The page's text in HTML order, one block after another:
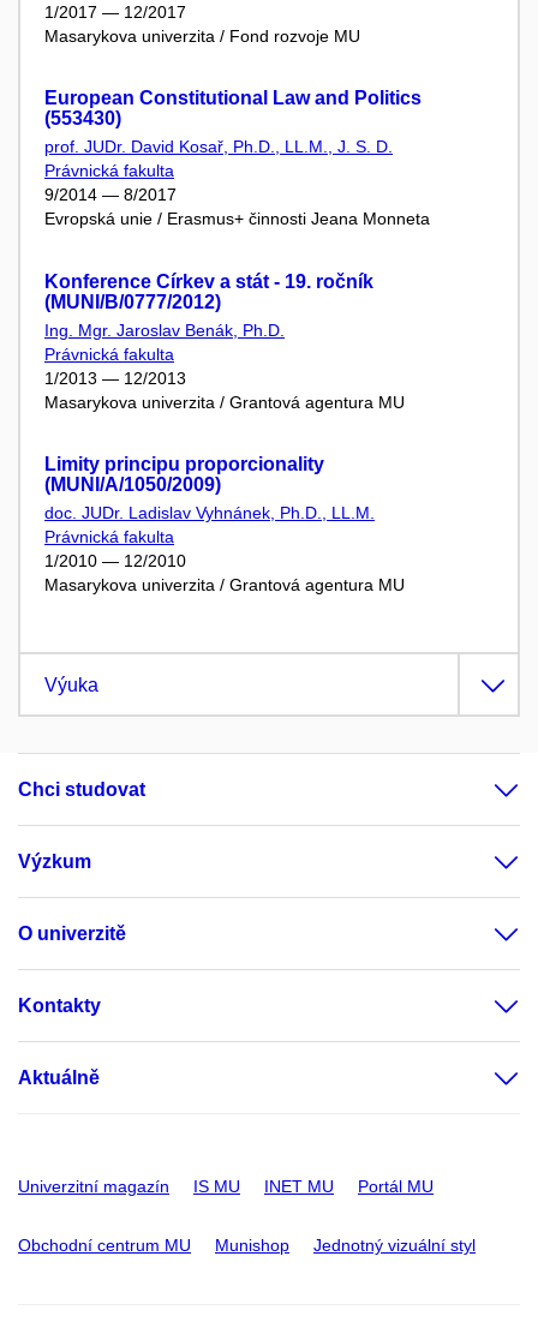
1/2017 — 12/2017
Masarykova univerzita / Fond rozvoje MU
European Constitutional Law and Politics
(553430)
prof. JUDr. David Kosař, Ph.D., LL.M., J. S. D.
Právnická fakulta
9/2014 — 8/2017
Evropská unie / Erasmus+ činnosti Jeana Monneta
Konference Církev a stát - 19. ročník
(MUNI/B/0777/2012)
Ing. Mgr. Jaroslav Benák, Ph.D.
Právnická fakulta
1/2013 — 12/2013
Masarykova univerzita / Grantová agentura MU
Limity principu proporcionality
(MUNI/A/1050/2009)
doc. JUDr. Ladislav Vyhnánek, Ph.D., LL.M.
Právnická fakulta
1/2010 — 12/2010
Masarykova univerzita / Grantová agentura MU
Výuka
Chci studovat
Výzkum
O univerzitě
Kontakty
Aktuálně
Univerzitní magazín IS MU INET MU Portál MU
Obchodní centrum MU Munishop Jednotný vizuální styl